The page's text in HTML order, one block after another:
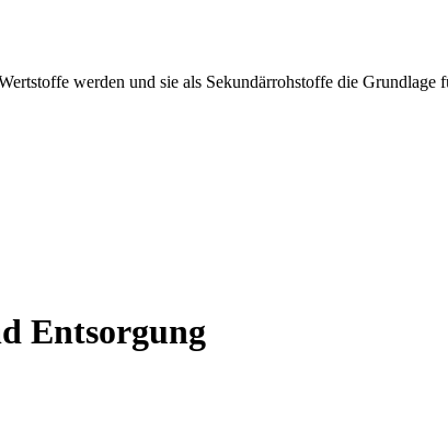
werden und sie als Sekundärrohstoffe die
Entsorgung